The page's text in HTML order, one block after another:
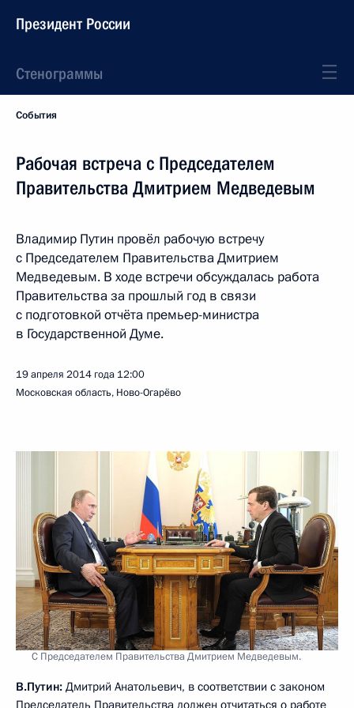
Президент России
Стенограммы
События
Рабочая встреча с Председателем
Правительства Дмитрием Медведевым
Владимир Путин провёл рабочую встречу
с Председателем Правительства Дмитрием
Медведевым. В ходе встречи обсуждалась работа
Правительства за прошлый год в связи
с подготовкой отчёта премьер-министра
в Государственной Думе.
19 апреля 2014 года 12:00
Московская область, Ново-Огарёво
С Председателем Правительства Дмитрием Медведевым.
В.Путин: Дмитрий Анатольевич, в соответствии с законом
Председатель Правительства должен отчитаться о работе